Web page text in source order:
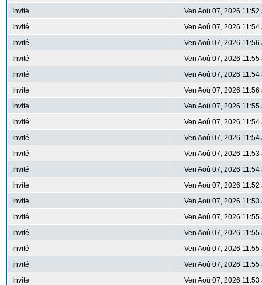
Invité
Ven Aoû 07, 2026 11:52
Invité
Ven Aoû 07, 2026 11:54
Invité
Ven Aoû 07, 2026 11:56
Invité
Ven Aoû 07, 2026 11:55
Invité
Ven Aoû 07, 2026 11:54
Invité
Ven Aoû 07, 2026 11:56
Invité
Ven Aoû 07, 2026 11:55
Invité
Ven Aoû 07, 2026 11:54
Invité
Ven Aoû 07, 2026 11:54
Invité
Ven Aoû 07, 2026 11:53
Invité
Ven Aoû 07, 2026 11:54
Invité
Ven Aoû 07, 2026 11:52
Invité
Ven Aoû 07, 2026 11:53
Invité
Ven Aoû 07, 2026 11:55
Invité
Ven Aoû 07, 2026 11:55
Invité
Ven Aoû 07, 2026 11:55
Invité
Ven Aoû 07, 2026 11:55
Invité
Ven Aoû 07, 2026 11:53